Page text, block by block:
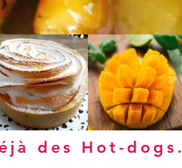
des Hot-dogs.